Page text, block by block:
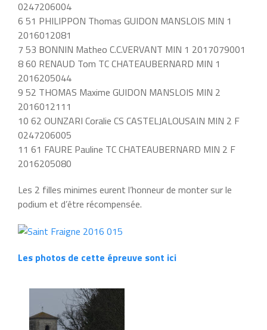
0247206004
6 51 PHILIPPON Thomas GUIDON MANSLOIS MIN 1
2016012081
7 53 BONNIN Matheo C.C.VERVANT MIN 1 2017079001
8 60 RENAUD Tom TC CHATEAUBERNARD MIN 1
2016205044
9 52 THOMAS Maxime GUIDON MANSLOIS MIN 2
2016012111
10 62 OUNZARI Coralie CS CASTELJALOUSAIN MIN 2 F
0247206005
11 61 FAURE Pauline TC CHATEAUBERNARD MIN 2 F
2016205080
Les 2 filles minimes eurent l’honneur de monter sur le
podium et d’être récompensée.
Les photos de cette épreuve sont ici